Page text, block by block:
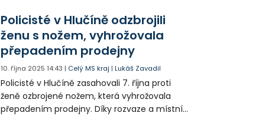
Policisté v Hlučíně odzbrojili
ženu s nožem, vyhrožovala
přepadením prodejny
10. října 2025 14:43 | Celý MS kraj |Lukáš Zavadil
Policisté v Hlučíně zasahovali 7. října proti
ženě ozbrojené nožem, která vyhrožovala
přepadením prodejny. Díky rozvaze a místní